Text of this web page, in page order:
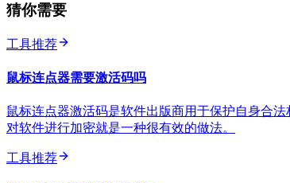
猜你需要
工具推荐
鼠标连点器需要激活码吗
鼠标连点器激活码是软件出版商用于保护自身合
对软件进行加密就是一种很有效的做法。
工具推荐